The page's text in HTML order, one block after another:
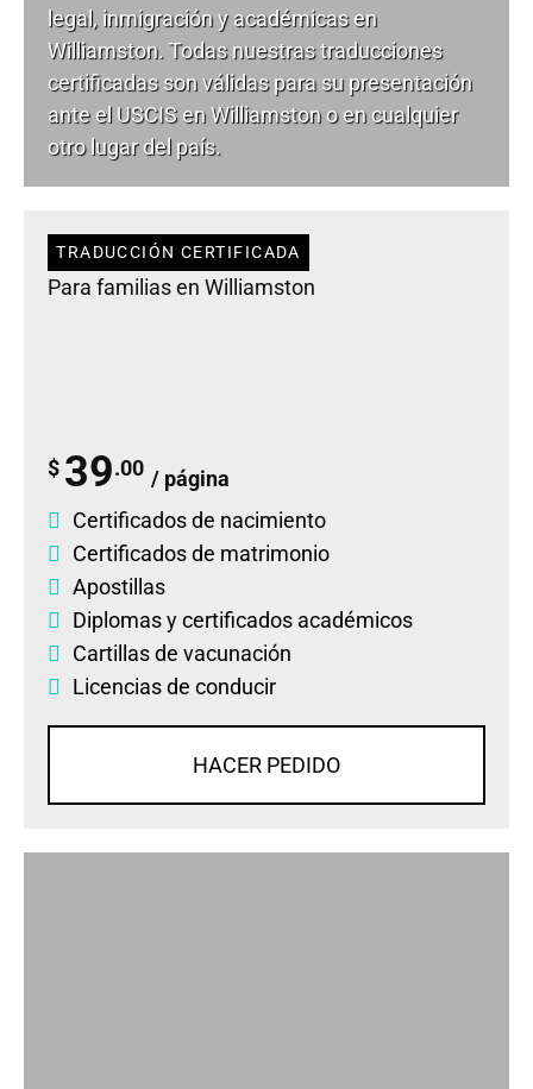
legal, inmigración y académicas en
Williamston. Todas nuestras traducciones
certificadas son válidas para su presentación
ante el USCIS en Williamston o en cualquier
otro lugar del país.
TRADUCCIÓN CERTIFICADA
Para familias en Williamston
$ 39.00 / página
Certificados de nacimiento
Certificados de matrimonio
Apostillas
Diplomasycertificados académicos
Cartillas de vacunación
Licencias de conducir
HACER PEDIDO